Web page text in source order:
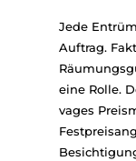
Jede
Auftrag.
eine Rolle.
vages